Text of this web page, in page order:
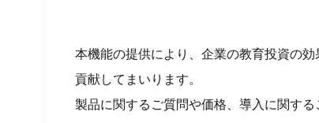
本機能の提供により、企業の教育投資の
貢献してまいります。
製品に関するご質問や価格、導入に関す